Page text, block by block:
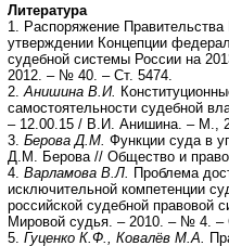
Литература
1. Распоряжение
утверждении Концепции
судебной системы России на
2012. – № 40. – Ст. 5474.
2. Анишина В.И.
самостоятельности судебной
– 12.00.15 / В.И. Анишина. – М.,
3. Берова Д.М. Функции суда в
Д.М. Берова // Общество и
4. Варламова В.Л.
Проблема
исключительной компетенции
российской судебной правовой
Мировой судья. – 2010. – № 4. –
5. Гуценко К.Ф., Ковалёв М.А.